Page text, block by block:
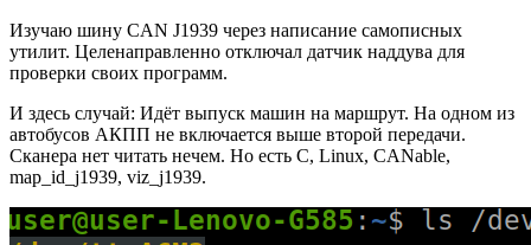
Изучаю шину CAN J1939 через написание самописных
утилит. Целенаправленно отключал датчик наддува для
проверки своих программ.
И здесь случай: Идёт выпуск машин на маршрут. На одном из
автобусов АКПП не включается выше второй передачи.
Сканера нет читать нечем. Но есть C, Linux, CANable,
map_id_j1939, viz_j1939.